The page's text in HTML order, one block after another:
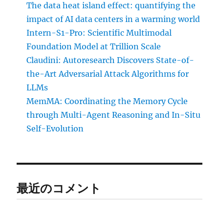
The data heat island effect: quantifying the
impact of AI data centers in a warming world
Intern-S1-Pro: Scientific Multimodal
Foundation Model at Trillion Scale
Claudini: Autoresearch Discovers State-of-
the-Art Adversarial Attack Algorithms for
LLMs
MemMA: Coordinating the Memory Cycle
through Multi-Agent Reasoning and In-Situ
Self-Evolution
最近のコメント